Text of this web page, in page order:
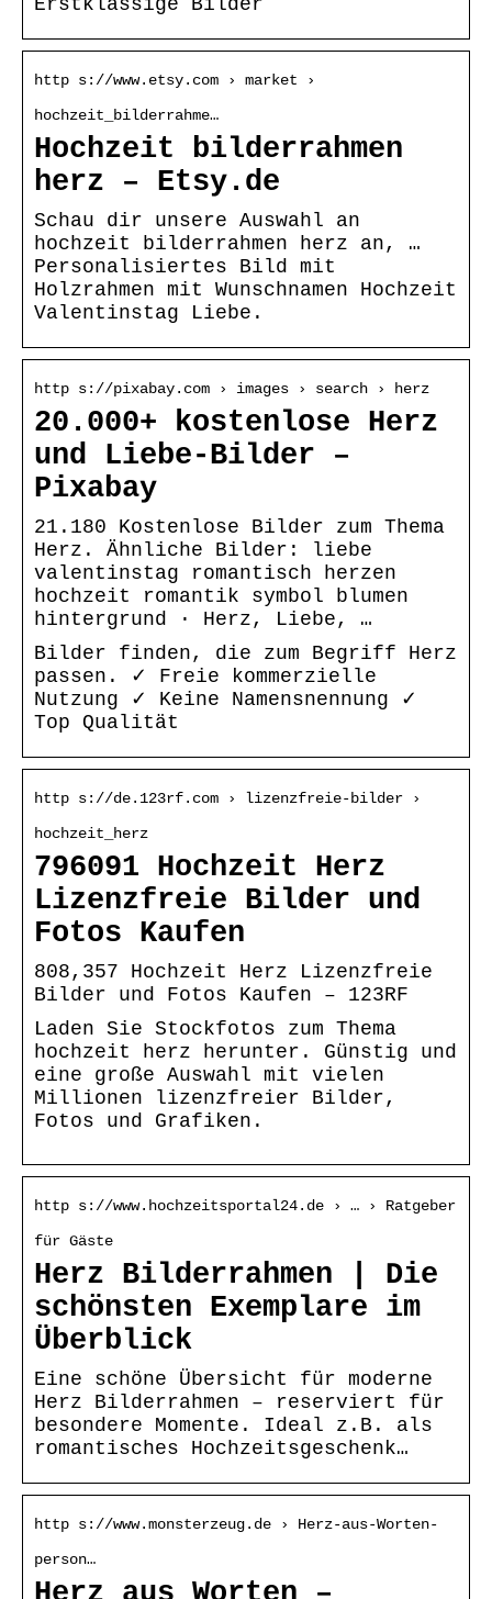
http s://www.etsy.com › market ›
hochzeit_bilderrahme…
Hochzeit bilderrahmen
herz – Etsy.de
Schau dir unsere Auswahl an
hochzeit bilderrahmen herz an, …
Personalisiertes Bild mit
Holzrahmen mit Wunschnamen Hochzeit
Valentinstag Liebe.
http s://pixabay.com › images › search › herz
20.000+ kostenlose Herz
und Liebe-Bilder –
Pixabay
21.180 Kostenlose Bilder zum Thema
Herz. Ähnliche Bilder: liebe
valentinstag romantisch herzen
hochzeit romantik symbol blumen
hintergrund · Herz, Liebe, …
Bilder finden, die zum Begriff Herz
passen. ✓ Freie kommerzielle
Nutzung ✓ Keine Namensnennung ✓
Top Qualität
http s://de.123rf.com › lizenzfreie-bilder ›
hochzeit_herz
796091 Hochzeit Herz
Lizenzfreie Bilder und
Fotos Kaufen
808,357 Hochzeit Herz Lizenzfreie
Bilder und Fotos Kaufen – 123RF
Laden Sie Stockfotos zum Thema
hochzeit herz herunter. Günstig und
eine große Auswahl mit vielen
Millionen lizenzfreier Bilder,
Fotos und Grafiken.
http s://www.hochzeitsportal24.de › … › Ratgeber
für Gäste
Herz Bilderrahmen | Die
schönsten Exemplare im
Überblick
Eine schöne Übersicht für moderne
Herz Bilderrahmen – reserviert für
besondere Momente. Ideal z.B. als
romantisches Hochzeitsgeschenk…
http s://www.monsterzeug.de › Herz-aus-Worten-
person…